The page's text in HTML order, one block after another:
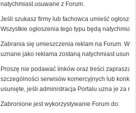
natychmiast usuwane z Forum.
Jeśli szukasz firmy lub fachowca umieść
Wszystkie ogłoszenia tego typu będą
Zabrania się umieszczenia reklam na Forum.
uznane jako reklama zostaną natychmiast
Proszę nie podawać linków oraz treści
szczególności serwisów komercyjnych lub
usunięte, jeśli administracja Portalu uzna je za
Zabronione jest wykorzystywanie Forum do: